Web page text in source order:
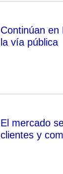
Continúan en
la vía pública
El mercado
clientes y